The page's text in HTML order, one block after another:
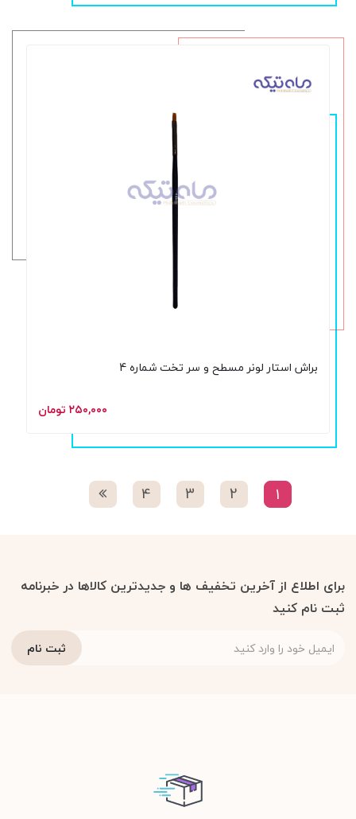
براش استار لونر مسطح و سر تخت شماره 4
۲۵۰,۰۰۰ تومان
1
2
3
4
برای اطلاع از آخرین تخفیف ها و جدیدترین کالاها در خبرنامه
ثبت نام کنید